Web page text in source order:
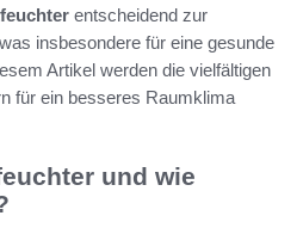
entscheidend zur
insbesondere für eine gesunde
Artikel werden die vielfältigen
für ein besseres Raumklima
und wie